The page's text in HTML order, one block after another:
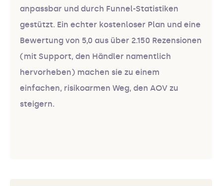
anpassbar und durch Funnel-Statistiken
gestützt. Ein echter kostenloser Plan und eine
Bewertung von 5,0 aus über 2.150 Rezensionen
(mit Support, den Händler namentlich
hervorheben) machen sie zu einem
einfachen, risikoarmen Weg, den AOV zu
steigern.